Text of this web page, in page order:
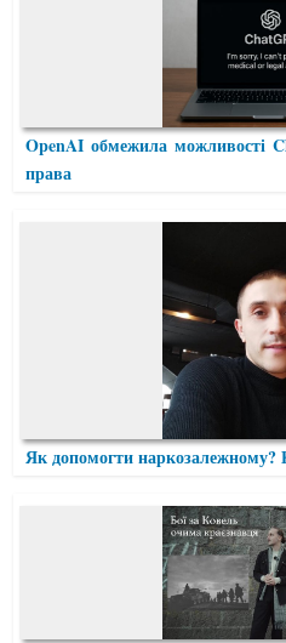
OpenAI обмежила можливості
права
Як допомогти наркозалежному?